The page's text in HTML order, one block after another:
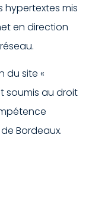
hypertextes mis
en direction
du site «
soumis au droit
Bordeaux.